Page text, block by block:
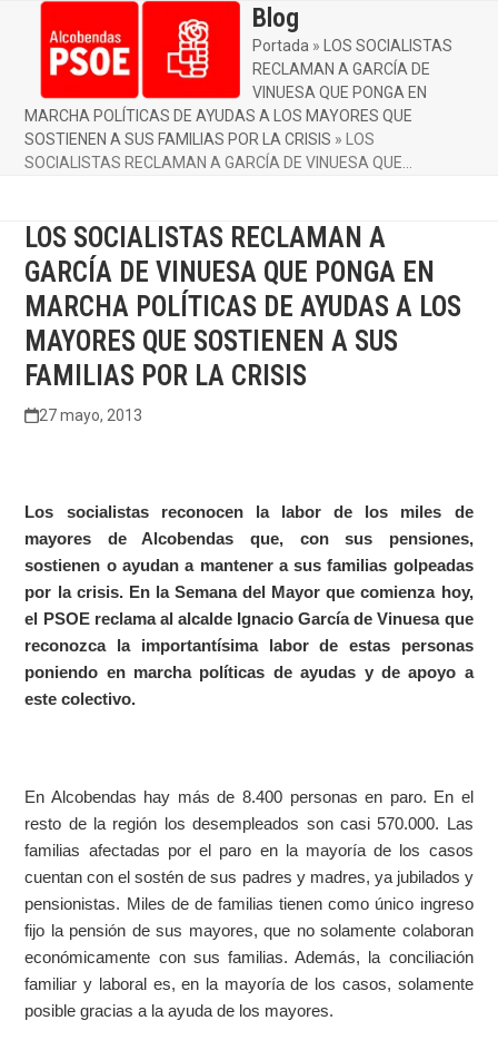
contentmobile
menu
mobile
menu
Blog
Portada »
LOS SOCIALISTAS
RECLAMAN A GARCÍA DE
VINUESA QUE PONGA EN
MARCHA POLÍTICAS DE AYUDAS A LOS MAYORES QUE
SOSTIENEN A SUS FAMILIAS POR LA CRISIS »
LOS
SOCIALISTAS RECLAMAN A GARCÍA DE VINUESA QUE…
LOS SOCIALISTAS RECLAMAN A
GARCÍA DE VINUESA QUE PONGA EN
MARCHA POLÍTICAS DE AYUDAS A LOS
MAYORES QUE SOSTIENEN A SUS
FAMILIAS POR LA CRISIS
27 mayo, 2013
Los socialistas reconocen la labor de los miles de
mayores de Alcobendas que, con sus pensiones,
sostienen o ayudan a mantener a sus familias golpeadas
por la crisis. En la Semana del Mayor que comienza hoy,
el PSOE reclama al alcalde Ignacio García de Vinuesa que
reconozca la importantísima labor de estas personas
poniendo en marcha políticas de ayudas y de apoyo a
este colectivo.
En Alcobendas hay más de 8.400 personas en paro. En el
resto de la región los desempleados son casi 570.000. Las
familias afectadas por el paro en la mayoría de los casos
cuentan con el sostén de sus padres y madres, ya jubilados y
pensionistas. Miles de de familias tienen como único ingreso
fijo la pensión de sus mayores, que no solamente colaboran
económicamente con sus familias. Además, la conciliación
familiar y laboral es, en la mayoría de los casos, solamente
posible gracias a la ayuda de los mayores.